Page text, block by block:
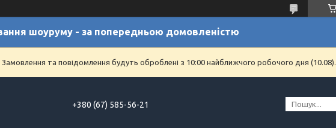
шоуруму - за попередньою домовленістю
Замовлення та повідомлення будуть оброблені з 10:00 найближчого робочого дня (10.08).
+380 (67) 585-56-21